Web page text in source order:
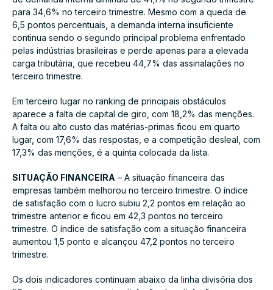
para 34,6% no terceiro trimestre. Mesmo com a queda de
6,5 pontos percentuais, a demanda interna insuficiente
continua sendo o segundo principal problema enfrentado
pelas indústrias brasileiras e perde apenas para a elevada
carga tributária, que recebeu 44,7% das assinalações no
terceiro trimestre.
Em terceiro lugar no ranking de principais obstáculos
aparece a falta de capital de giro, com 18,2% das menções.
A falta ou alto custo das matérias-primas ficou em quarto
lugar, com 17,6% das respostas, e a competição desleal, com
17,3% das menções, é a quinta colocada da lista.
SITUAÇÃO FINANCEIRA – A situação financeira das
empresas também melhorou no terceiro trimestre. O índice
de satisfação com o lucro subiu 2,2 pontos em relação ao
trimestre anterior e ficou em 42,3 pontos no terceiro
trimestre. O índice de satisfação com a situação financeira
aumentou 1,5 ponto e alcançou 47,2 pontos no terceiro
trimestre.
Os dois indicadores continuam abaixo da linha divisória dos